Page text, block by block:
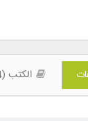
الكتب (14)